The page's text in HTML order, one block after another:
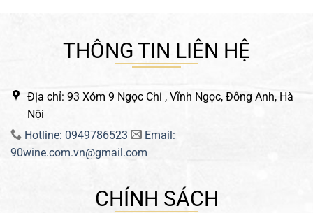
THÔNG TIN LIÊN HỆ
Địa chỉ: 93 Xóm 9 Ngọc Chi , Vĩnh Ngọc, Đông Anh, Hà
Nội
Hotline: 0949786523
Email:
90wine.com.vn@gmail.com
CHÍNH SÁCH